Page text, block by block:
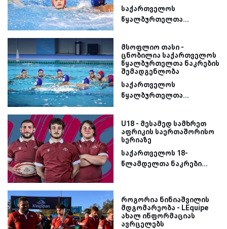
საქართველოს
წყალბურთელთა...
მსოფლიო თასი -
ცნობილია საქართველოს
წყალბურთელთა ნაკრების
შემადგენლობა
საქართველოს
წყალბურთელთა...
U18 - მესამედ სამხრეთ
აფრიკის საერთაშორისო
სერიაზე
საქართველოს 18-
წლამდელთა ნაკრები...
როგორია ნინიაშვილის
მდგომარეობა - LEquipe
ახალ ინფორმაციას
ავრცელებს